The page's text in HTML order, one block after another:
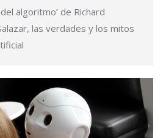
algoritmo’ de Richard
las verdades y los mitos